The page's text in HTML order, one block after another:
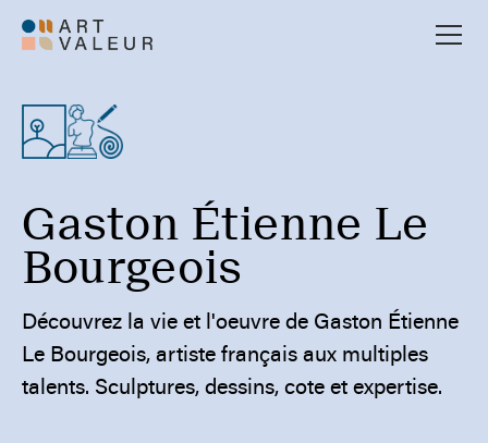
Gaston Étienne Le
Bourgeois
Découvrez la vie et l'oeuvre de Gaston Étienne
Le Bourgeois, artiste français aux multiples
talents. Sculptures, dessins, cote et expertise.